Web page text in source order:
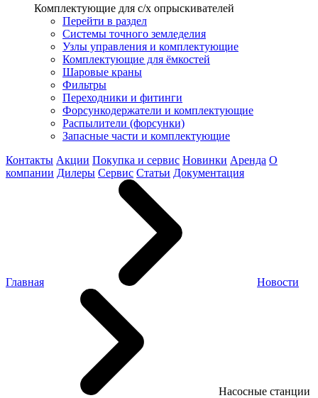
Комплектующие для с/х опрыскивателей
Перейти в раздел
Системы точного земледелия
Узлы управления и комплектующие
Комплектующие для ёмкостей
Шаровые краны
Фильтры
Переходники и фитинги
Форсункодержатели и комплектующие
Распылители (форсунки)
Запасные части и комплектующие
Контакты Акции Покупка и сервис Новинки Аренда О
компании Дилеры Сервис Статьи Документация
Главная Новости
Насосные станции